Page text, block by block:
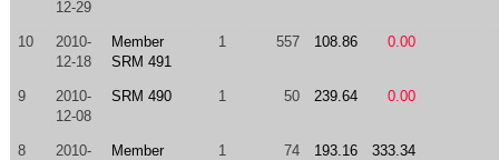
12-29
10
2010-
12-18
Member
SRM 491
1 557 108.86 0.00
9
2010-
12-08
SRM 490 1 50 239.64 0.00
8
2010-
Member
1 74 193.16 333.34